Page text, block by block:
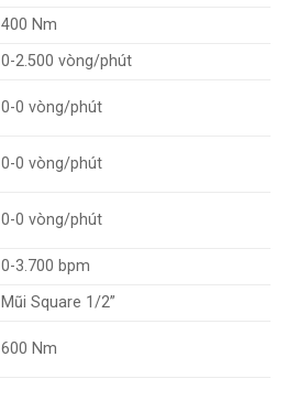
400 Nm
0-2.500 vòng/phút
0-0 vòng/phút
0-0 vòng/phút
0-0 vòng/phút
0-3.700 bpm
Mũi Square 1/2”
600 Nm